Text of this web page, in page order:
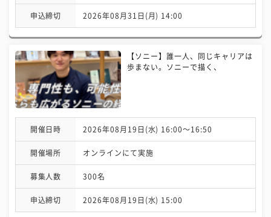
申込締切 2026年08月31日(月) 14:00
【ソニー】誰一人、同じキャリアは
歩まない。ソニーで描く、
開催日時 2026年08月19日(水) 16:00〜16:50
開催場所 オンラインにて実施
募集人数 300名
申込締切 2026年08月19日(水) 15:00